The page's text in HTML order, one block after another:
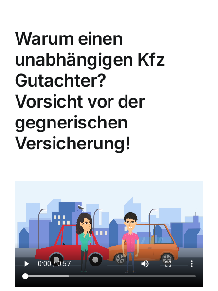
Warum einen
unabhängigen Kfz
Gutachter?
Vorsicht vor der
gegnerischen
Versicherung!